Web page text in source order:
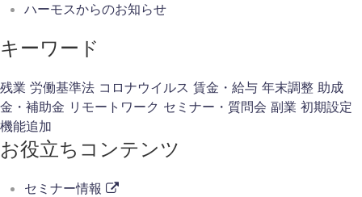
ハーモスからのお知らせ
キーワード
残業 労働基準法 コロナウイルス 賃金・給与 年末調整 助成
金・補助金 リモートワーク セミナー・質問会 副業 初期設定
機能追加
お役立ちコンテンツ
セミナー情報